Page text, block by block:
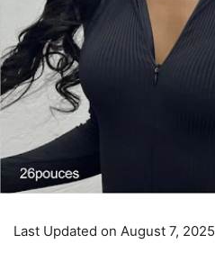
Last Updated on August 7, 2025